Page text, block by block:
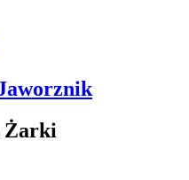
Żarki